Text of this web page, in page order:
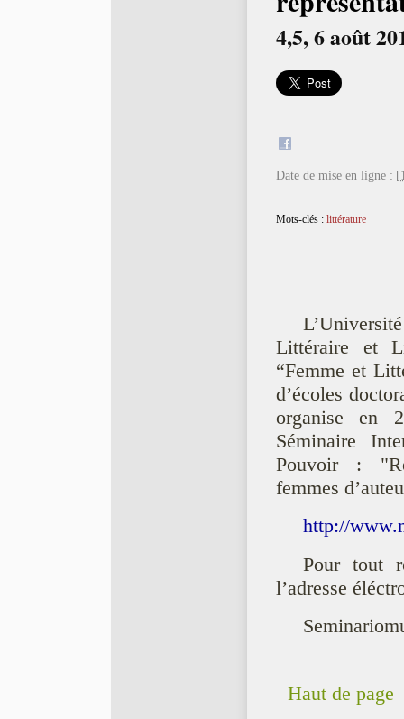
4,5, 6 août
Date de mise en ligne :
Mots-clés : littérature
Littéraire et
“Femme et
d’écoles
organise en
Séminaire
Pouvoir :
femmes
http://
Pour tout
l’adresse
Haut de page